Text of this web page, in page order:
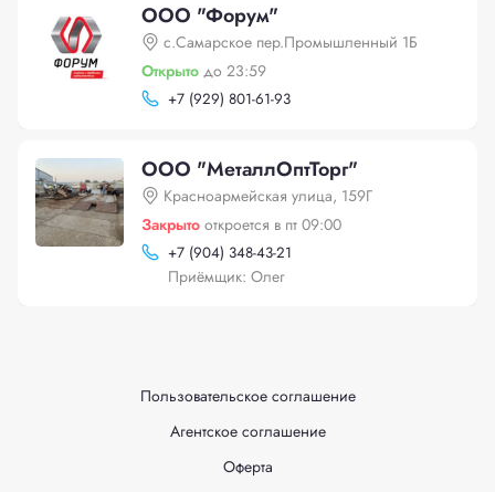
ООО "Форум"
с.Самарское пер.Промышленный 1Б
Открыто до 23:59
+7 (929) 801-61-93
ООО "МеталлОптТорг"
Красноармейская улица, 159Г
Закрыто откроется в пт 09:00
+7 (904) 348-43-21
Приёмщик: Олег
Пользовательское соглашение
Агентское соглашение
Оферта